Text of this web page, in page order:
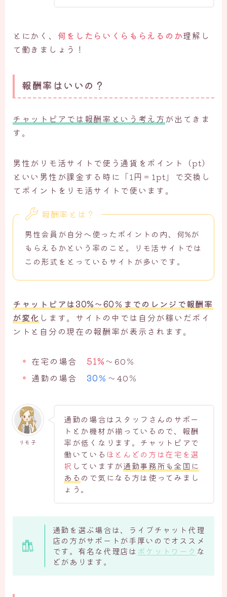
とにかく、 何をしたらいくらもらえるのか理解し
て働きましょう！
報酬率はいいの？
チャットピアでは報酬率という考え方 が出てきま
す。
男性がリモ活サイトで使う通貨をポイント（pt）
といい男性が課金する時に「1円＝1pt」で交換し
てポイントをリモ活サイトで使います。
報酬率とは？
男性会員が自分へ使ったポイントの内、何%が
もらえるかという率のこと。リモ活サイトでは
この形式をとっているサイトが多いです。
チャットピアは30%〜60％までのレンジで報酬率
が変化 します。サイトの中では自分が稼いだポイ
ントと自分の現在の報酬率が表示されます。
在宅の場合 51%〜60％
通勤の場合 30％ 〜40％
リモ子
通勤の場合はスタッフさんのサポー
トとか機材が揃っているので、報酬
率が低くなります。チャットピアで
働いている ほとんどの方は在宅を選
択 していますが通勤事務所も全国に
ある ので気になる方は使ってみまし
ょう。
通勤を選ぶ場合は、ライブチャット代理
店の方がサポートが手厚いのでオススメ
です。有名な代理店は ポケットワーク な
どがあります。